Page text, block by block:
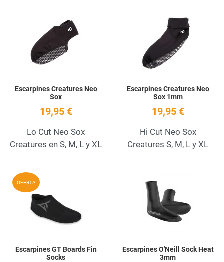
Escarpines Creatures Neo
Sox
19,95 €
Lo Cut Neo Sox
Creatures en S, M, L y XL
Escarpines Creatures Neo
Sox 1mm
19,95 €
Hi Cut Neo Sox
Creatures S, M, L y XL
OFERTA
Quick View
Escarpines GT Boards Fin
Socks
Escarpines O'Neill Sock Heat
3mm